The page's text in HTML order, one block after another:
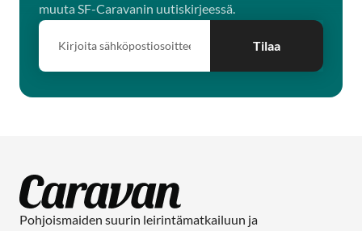
muuta SF-Caravanin uutiskirjeessä.
Tilaa
Pohjoismaiden suurin leirintämatkailuun ja